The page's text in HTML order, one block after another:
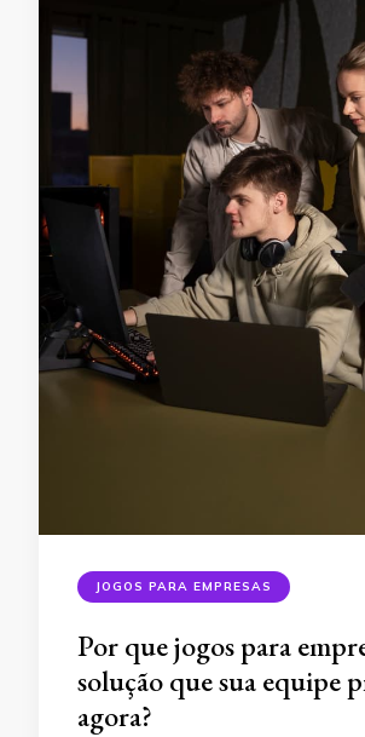
JOGOS PARA EMPRESAS
Por que jogos para
solução que sua equipe
agora?